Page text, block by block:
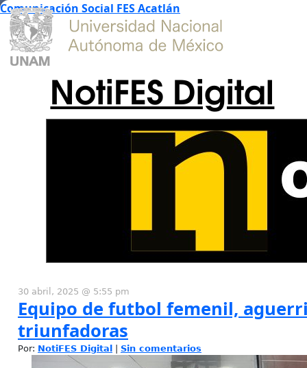
Comunicación Social FES Acatlán
NotiFES Digital
30 abril, 2025 @ 5:55 pm
Equipo de futbol femenil,
triunfadoras
Por: NotiFES Digital Sin comentarios